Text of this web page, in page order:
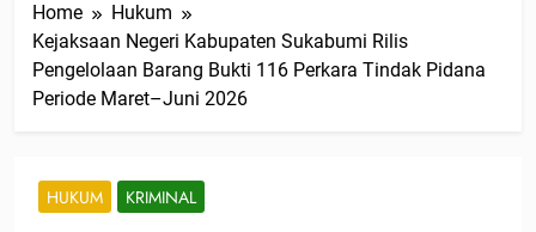
Home
Hukum
Kejaksaan Negeri Kabupaten Sukabumi Rilis
Pengelolaan Barang Bukti 116 Perkara Tindak Pidana
Periode Maret–Juni 2026
HUKUM KRIMINAL